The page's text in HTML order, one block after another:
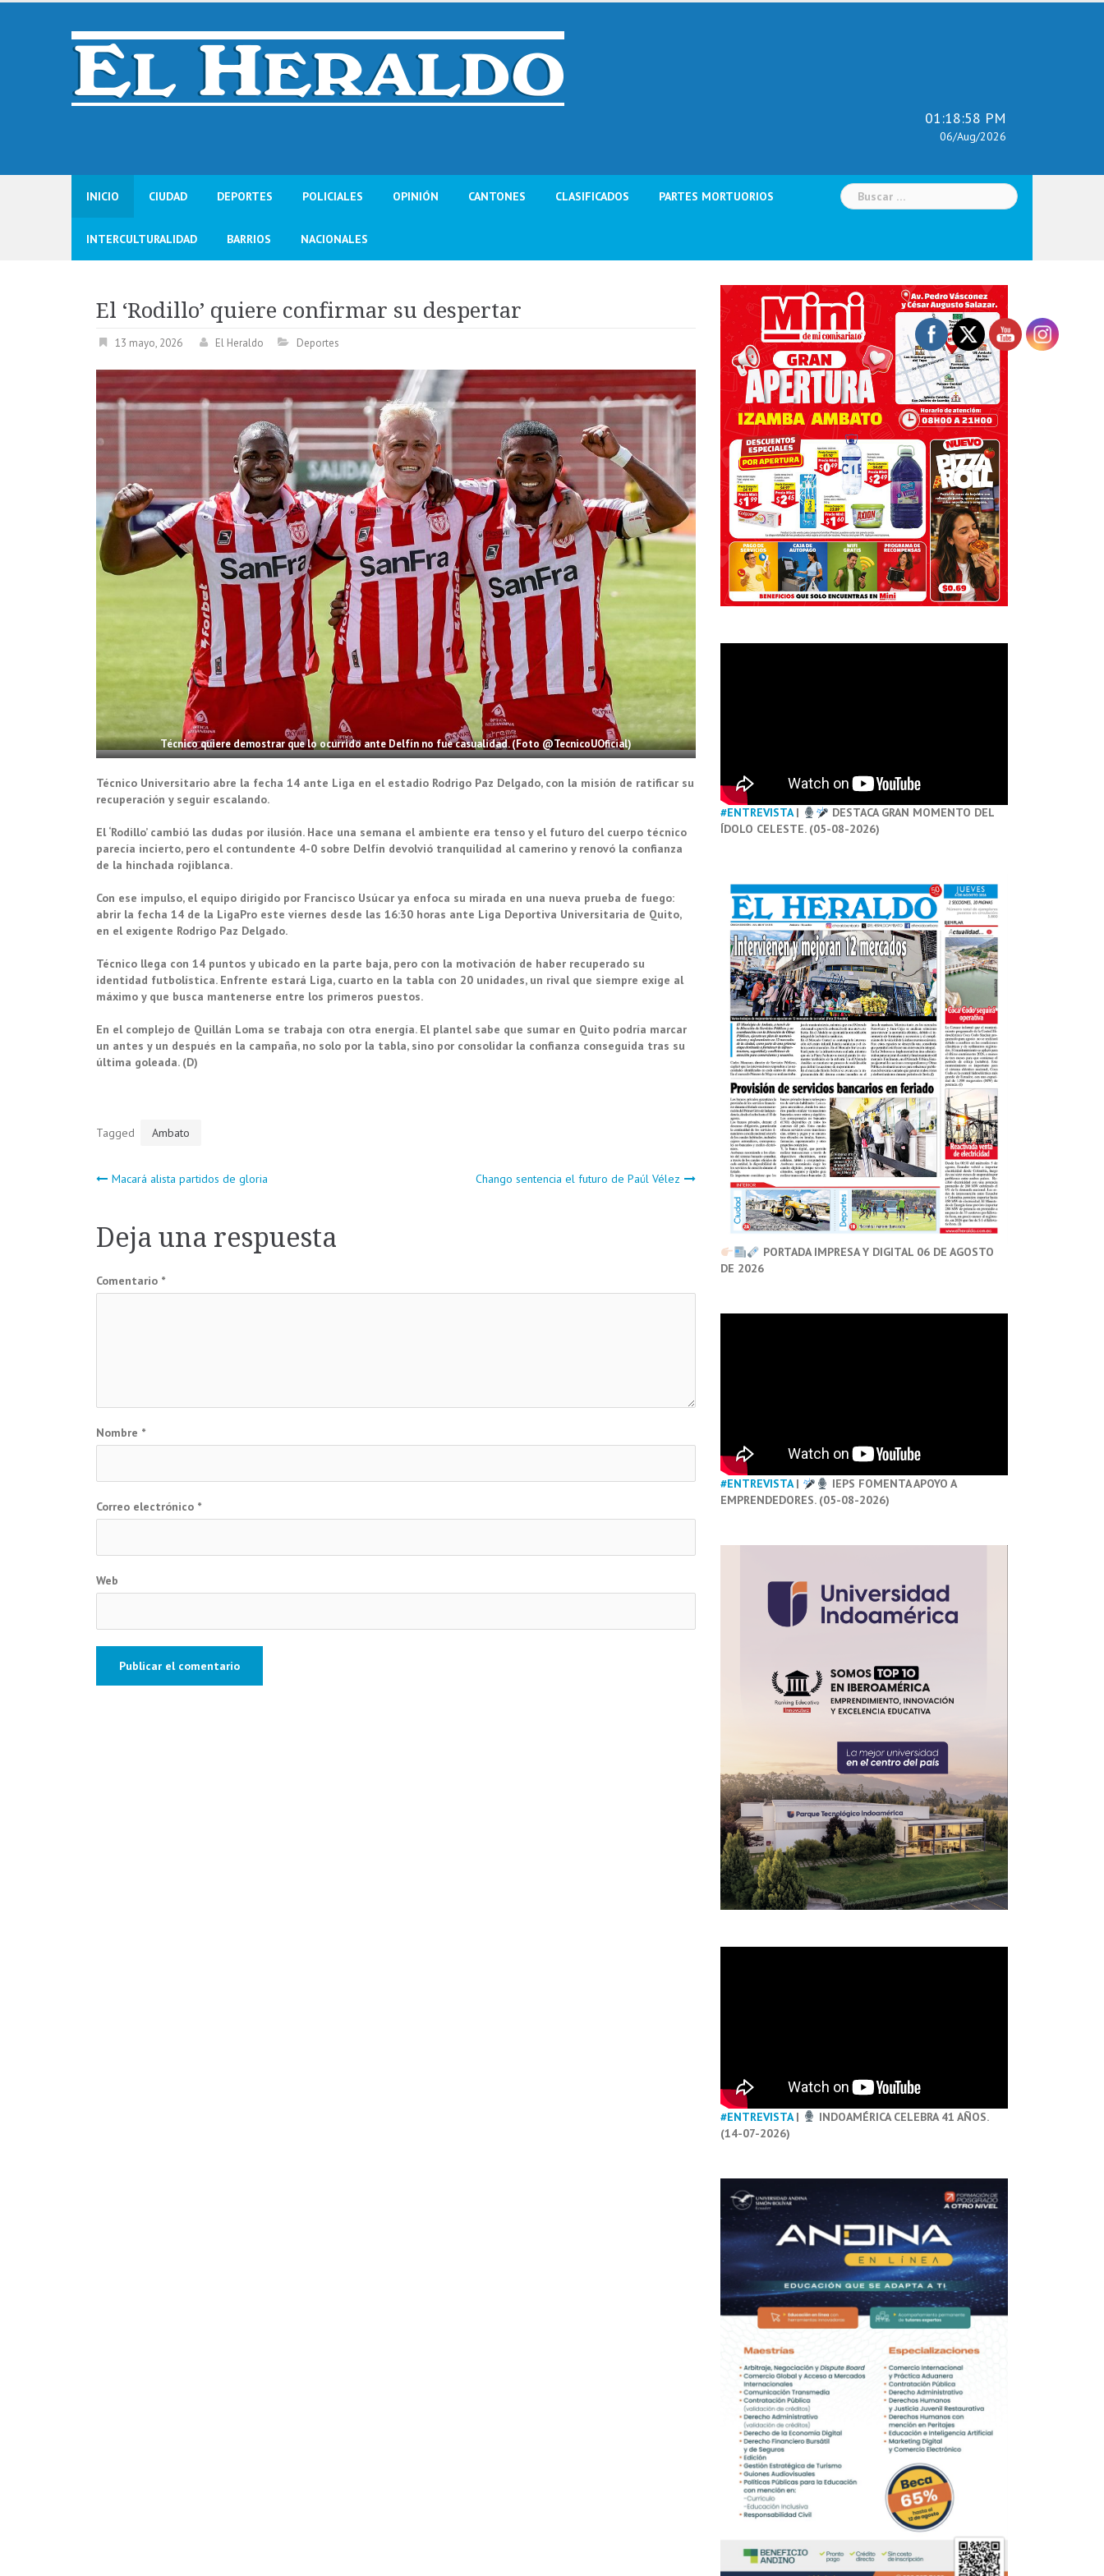
Skip
01:18:59 PM
06/Aug/2026
INICIO CIUDAD DEPORTES POLICIALES OPINIÓN CANTONES CLASIFICADOS PARTES MORTUORIOS
INTERCULTURALIDAD BARRIOS NACIONALES
Buscar:
El ‘Rodillo’ quiere confirmar su despertar
13 mayo, 2026 El Heraldo Deportes
Técnico quiere demostrar que lo ocurrido ante Delfín no fue casualidad. (Foto @TecnicoUOficial)
Técnico Universitario abre la fecha 14 ante Liga en el estadio Rodrigo Paz Delgado, con la misión de ratificar su
recuperación y seguir escalando.
El ‘Rodillo’ cambió las dudas por ilusión. Hace una semana el ambiente era tenso y el futuro del cuerpo técnico
parecía incierto, pero el contundente 4-0 sobre Delfín devolvió tranquilidad al camerino y renovó la confianza
de la hinchada rojiblanca.
Con ese impulso, el equipo dirigido por Francisco Usúcar ya enfoca su mirada en una nueva prueba de fuego:
abrir la fecha 14 de la LigaPro este viernes desde las 16:30 horas ante Liga Deportiva Universitaria de Quito,
en el exigente Rodrigo Paz Delgado.
Técnico llega con 14 puntos y ubicado en la parte baja, pero con la motivación de haber recuperado su
identidad futbolística. Enfrente estará Liga, cuarto en la tabla con 20 unidades, un rival que siempre exige al
máximo y que busca mantenerse entre los primeros puestos.
En el complejo de Quillán Loma se trabaja con otra energía. El plantel sabe que sumar en Quito podría marcar
un antes y un después en la campaña, no solo por la tabla, sino por consolidar la confianza conseguida tras su
última goleada. (D)
Tagged Ambato
Navegación
de
entradas
Macará alista partidos de gloria Chango sentencia el futuro de Paúl Vélez
Deja una respuesta
Comentario *
Nombre *
Correo electrónico *
Web
#ENTREVISTA|
DESTACA GRAN MOMENTO DEL
ÍDOLO CELESTE. (05-08-2026)
PORTADA IMPRESA Y DIGITAL 06 DE AGOSTO
DE 2026
#ENTREVISTA|
IEPS FOMENTA APOYO A
EMPRENDEDORES. (05-08-2026)
#ENTREVISTA|
INDOAMÉRICA CELEBRA 41 AÑOS.
(14-07-2026)